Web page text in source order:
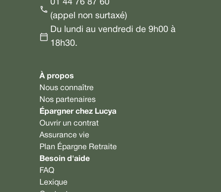
01 44 76 87 60
(appel non surtaxé)
Du lundi au vendredi de 9h00 à
18h30.
À propos
Nous connaître
Nos partenaires
Épargner chez Lucya
Ouvrir un contrat
Assurance vie
Plan Épargne Retraite
Besoin d'aide
FAQ
Lexique